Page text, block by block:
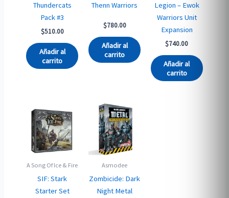
Thundercats
Pack #3
$510.00
Añadir al
carrito
Thenn Warriors
$780.00
Añadir al
carrito
Legion – Ewok
Warriors Unit
Expansion
$740.00
Añadir al
carrito
A Song Of Ice & Fire
SIF: Stark
Starter Set
Asmodee
Zombicide: Dark
Night Metal